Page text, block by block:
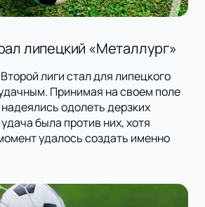
липецкий «Металлург»
лиги стал для липецкого
Принимая на своем поле
одолеть дерзких
была против них, хотя
удалось создать именно